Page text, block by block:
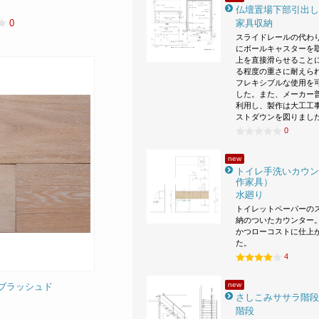
仏壇置場下部引出
家具収納
スライドレールの代わ
にボールキャスターを
上を直接滑らせること
る程度の重さに耐えら
フレキシブルな使用を
した。また、メーカー
利用し、製作は大工工
ストダウンを図りまし
0
new
トイレ手洗いカウ
作家具）
水廻り
トイレットペーパーの
納のついたカウンター
かつローコストに仕上
た。
4
new
さしこみササラ階段
階段
0
ラッシュド